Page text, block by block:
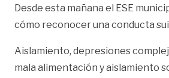
Desde esta mañana el ESE
cómo reconocer una conducta
Aislamiento, depresiones
mala alimentación y aislamiento